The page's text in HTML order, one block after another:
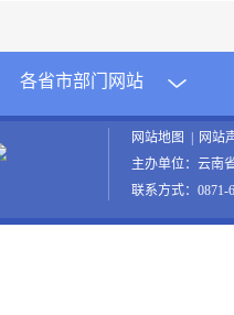
各省市部门网站
网站地图 | 网站
主办单位：云南
联系方式：0871-